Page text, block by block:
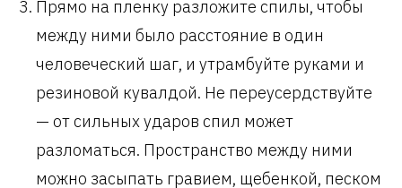
Прямо на пленку разложите спилы, чтобы
между ними было расстояние в один
человеческий шаг, и утрамбуйте руками и
резиновой кувалдой. Не переусердствуйте
— от сильных ударов спил может
разломаться. Пространство между ними
можно засыпать гравием, щебенкой, песком